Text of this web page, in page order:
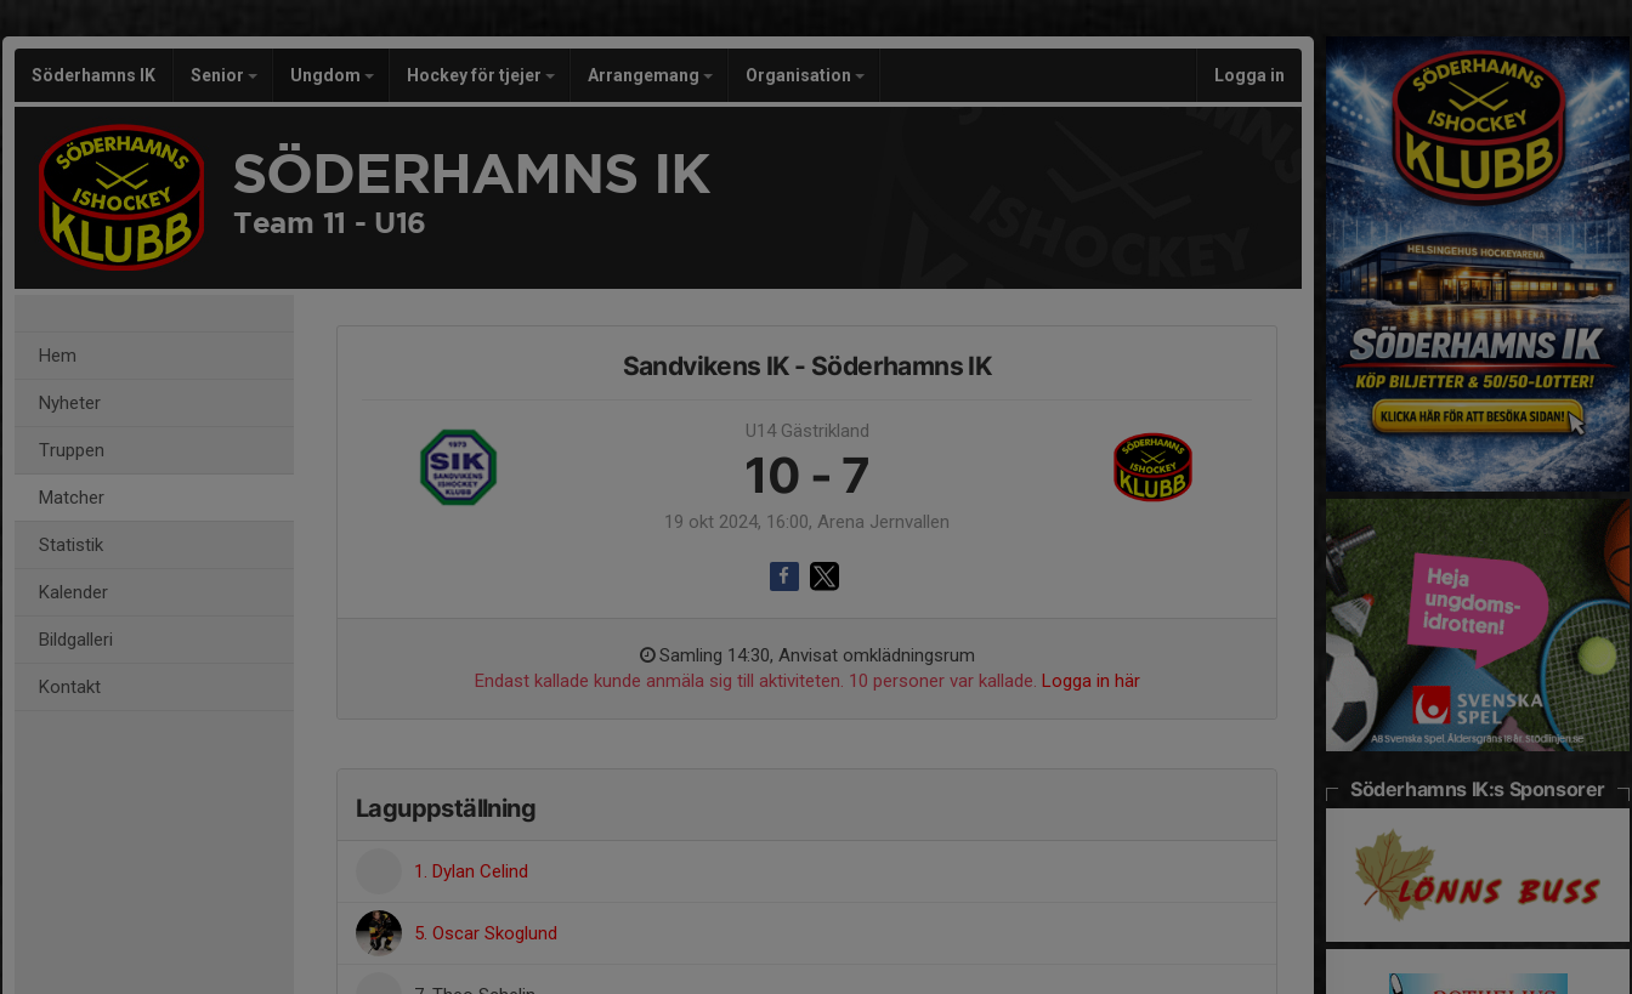
Söderhamns IK Senior Ungdom Hockey för tjejer Arrangemang Organisation Logga in
SÖDERHAMNS IK
Team 11 - U16
Hem
Nyheter
Truppen
Matcher
Statistik
Kalender
Bildgalleri
Kontakt
Sandvikens IK - Söderhamns IK
U14 Gästrikland
10 - 7
19 okt 2024, 16:00, Arena Jernvallen
Samling 14:30, Anvisat omklädningsrum
Endast kallade kunde anmäla sig till aktiviteten. 10 personer var kallade. Logga in här
Laguppställning
1. Dylan Celind
5. Oscar Skoglund
Söderhamns IK:s Sponsorer